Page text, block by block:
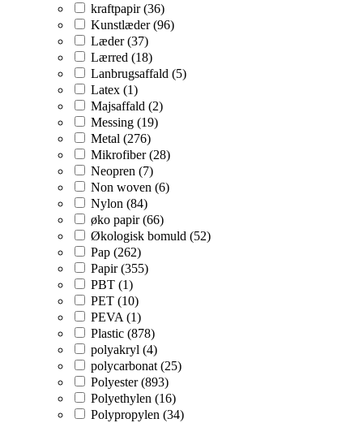
kraftpapir (36)
Kunstlæder (96)
Læder (37)
Lærred (18)
Lanbrugsaffald (5)
Latex (1)
Majsaffald (2)
Messing (19)
Metal (276)
Mikrofiber (28)
Neopren (7)
Non woven (6)
Nylon (84)
øko papir (66)
Økologisk bomuld (52)
Pap (262)
Papir (355)
PBT (1)
PET (10)
PEVA (1)
Plastic (878)
polyakryl (4)
polycarbonat (25)
Polyester (893)
Polyethylen (16)
Polypropylen (34)